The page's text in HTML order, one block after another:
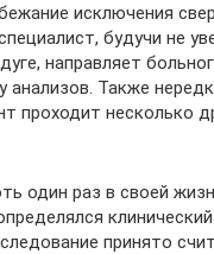
исключения
будучи не
направляет
анализов. Также
проходит несколько
один раз в своей
принято